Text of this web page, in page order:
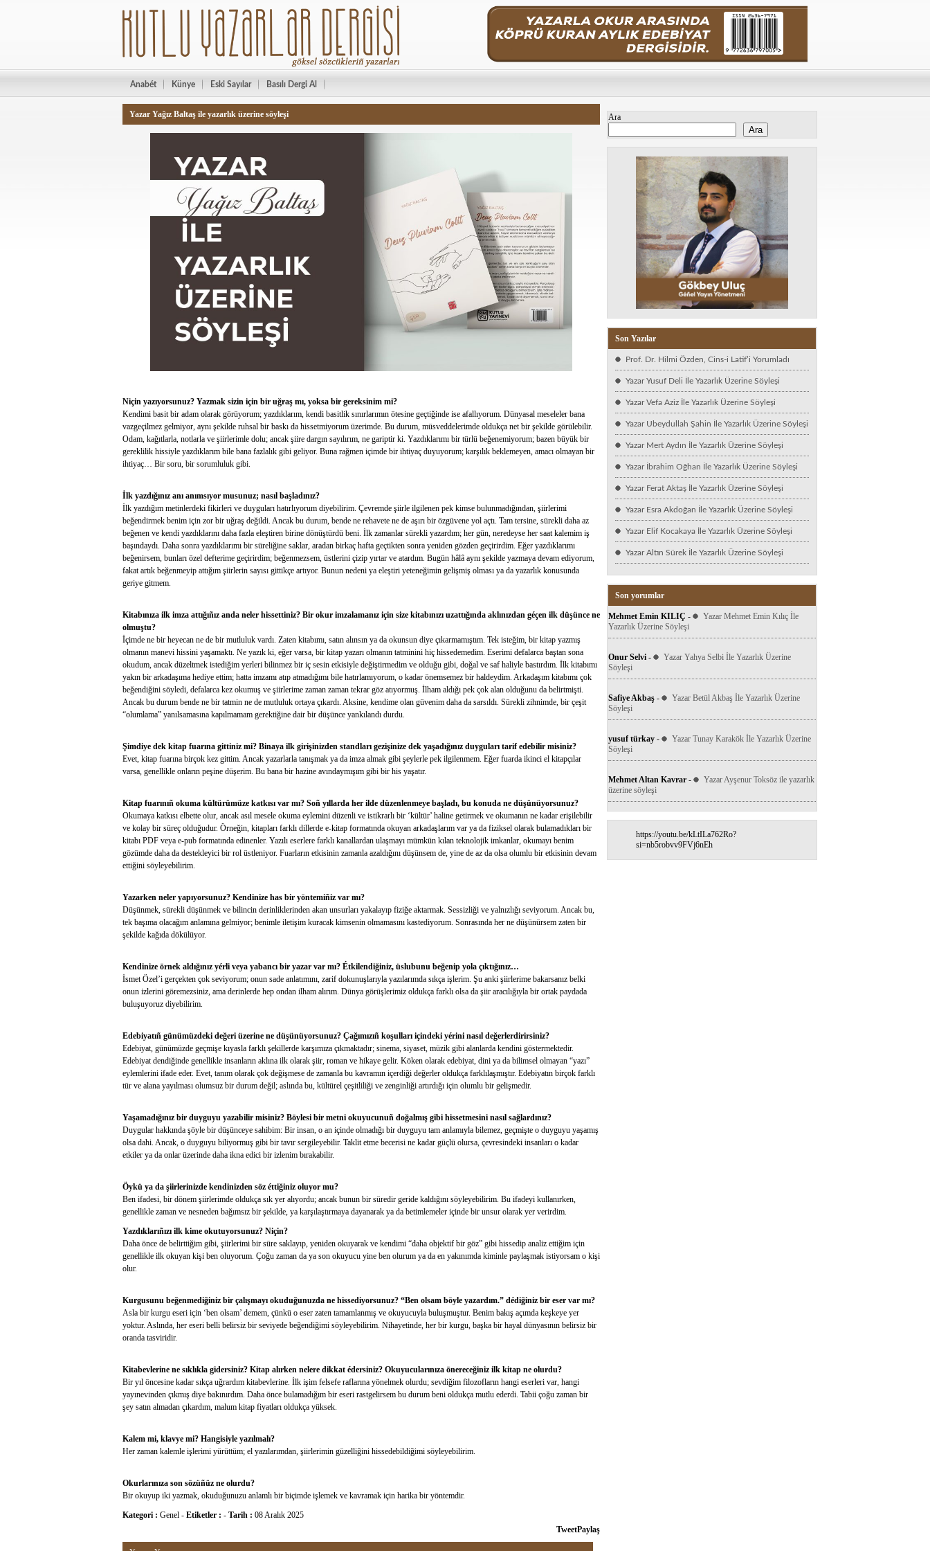
Anabét Künye Eski Sayılar Basılı Dergi Al
Yazar Yağız Baltaş ile yazarlık üzerine söyleşi
Niçin yazıyorsunuz? Yazmak sizin için bir uğraş mı, yoksa bir gereksinim mi?
Kendimi basit bir adam olarak görüyorum; yazdıklarım, kendi basitlik sınırlarımın ötesine geçtiğinde ise afallıyorum. Dünyasal meseleler bana
vazgeçilmez gelmiyor, aynı şekilde ruhsal bir baskı da hissetmiyorum üzerimde. Bu durum, müsveddelerimde oldukça net bir şekilde görülebilir.
Odam, kağıtlarla, notlarla ve şiirlerimle dolu; ancak şiire dargın sayılırım, ne gariptir ki. Yazdıklarımı bir türlü beğenemiyorum; bazen büyük bir
gereklilik hissiyle yazdıklarım bile bana fazlalık gibi geliyor. Buna rağmen içimde bir ihtiyaç duyuyorum; karşılık beklemeyen, amacı olmayan bir
ihtiyaç… Bir soru, bir sorumluluk gibi.
İlk yazdığınız anı anımsıyor musunuz; nasıl başladınız?
İlk yazdığım metinlerdeki fikirleri ve duyguları hatırlıyorum diyebilirim. Çevremde şiirle ilgilenen pek kimse bulunmadığından, şiirlerimi
beğendirmek benim için zor bir uğraş değildi. Ancak bu durum, bende ne rehavete ne de aşırı bir özgüvene yol açtı. Tam tersine, sürekli daha az
beğenen ve kendi yazdıklarını daha fazla eleştiren birine dönüştürdü beni. İlk zamanlar sürekli yazardım; her gün, neredeyse her saat kalemim iş
başındaydı. Daha sonra yazdıklarımı bir süreliğine saklar, aradan birkaç hafta geçtikten sonra yeniden gözden geçirirdim. Eğer yazdıklarımı
beğenirsem, bunları özel defterime geçirirdim; beğenmezsem, üstlerini çizip yırtar ve atardım. Bugün hâlâ aynı şekilde yazmaya devam ediyorum,
fakat artık beğenmeyip attığım şiirlerin sayısı gittikçe artıyor. Bunun nedeni ya eleştiri yeteneğimin gelişmiş olması ya da yazarlık konusunda
geriye gitmem.
Kitabınıza ilk imza attığıñız anda neler hissettiniz? Bir okur imzalamanız için size kitabınızı uzattığında aklınızdan géçen ilk düşünce ne
olmuştu?
İçimde ne bir heyecan ne de bir mutluluk vardı. Zaten kitabımı, satın alınsın ya da okunsun diye çıkarmamıştım. Tek isteğim, bir kitap yazmış
olmanın manevi hissini yaşamaktı. Ne yazık ki, eğer varsa, bir kitap yazarı olmanın tatminini hiç hissedemedim. Eserimi defalarca baştan sona
okudum, ancak düzeltmek istediğim yerleri bilinmez bir iç sesin etkisiyle değiştirmedim ve olduğu gibi, doğal ve saf haliyle bastırdım. İlk kitabımı
yakın bir arkadaşıma hediye ettim; hatta imzamı atıp atmadığımı bile hatırlamıyorum, o kadar önemsemez bir haldeydim. Arkadaşım kitabımı çok
beğendiğini söyledi, defalarca kez okumuş ve şiirlerime zaman zaman tekrar göz atıyormuş. İlham aldığı pek çok alan olduğunu da belirtmişti.
Ancak bu durum bende ne bir tatmin ne de mutluluk ortaya çıkardı. Aksine, kendime olan güvenim daha da sarsıldı. Sürekli zihnimde, bir çeşit
“olumlama” yanılsamasına kapılmamam gerektiğine dair bir düşünce yankılandı durdu.
Şimdiye dek kitap fuarına gittiniz mi? Binaya ilk girişinizden standları gezişinize dek yaşadığınız duyguları tarif edebilir misiniz?
Evet, kitap fuarına birçok kez gittim. Ancak yazarlarla tanışmak ya da imza almak gibi şeylerle pek ilgilenmem. Eğer fuarda ikinci el kitapçılar
varsa, genellikle onların peşine düşerim. Bu bana bir hazine avındaymışım gibi bir his yaşatır.
Kitap fuarınıñ okuma kültürümüze katkısı var mı? Soñ yıllarda her ilde düzenlenmeye başladı, bu konuda ne düşünüyorsunuz?
Okumaya katkısı elbette olur, ancak asıl mesele okuma eylemini düzenli ve istikrarlı bir ‘kültür’ haline getirmek ve okumanın ne kadar erişilebilir
ve kolay bir süreç olduğudur. Örneğin, kitapları farklı dillerde e-kitap formatında okuyan arkadaşlarım var ya da fiziksel olarak bulamadıkları bir
kitabı PDF veya e-pub formatında edinenler. Yazılı eserlere farklı kanallardan ulaşmayı mümkün kılan teknolojik imkanlar, okumayı benim
gözümde daha da destekleyici bir rol üstleniyor. Fuarların etkisinin zamanla azaldığını düşünsem de, yine de az da olsa olumlu bir etkisinin devam
ettiğini söyleyebilirim.
Yazarken neler yapıyorsunuz? Kendinize has bir yöntemiñiz var mı?
Düşünmek, sürekli düşünmek ve bilincin derinliklerinden akan unsurları yakalayıp fiziğe aktarmak. Sessizliği ve yalnızlığı seviyorum. Ancak bu,
tek başıma olacağım anlamına gelmiyor; benimle iletişim kuracak kimsenin olmamasını kastediyorum. Sonrasında her ne düşünürsem zaten bir
şekilde kağıda dökülüyor.
Kendinize örnek aldığınız yérli veya yabancı bir yazar var mı? Étkilendiğiniz, üslubunu beğenip yola çıktığınız…
İsmet Özel’i gerçekten çok seviyorum; onun sade anlatımını, zarif dokunuşlarıyla yazılarımda sıkça işlerim. Şu anki şiirlerime bakarsanız belki
onun izlerini göremezsiniz, ama derinlerde hep ondan ilham alırım. Dünya görüşlerimiz oldukça farklı olsa da şiir aracılığıyla bir ortak paydada
buluşuyoruz diyebilirim.
Edebiyatıñ günümüzdeki değeri üzerine ne düşünüyorsunuz? Çağımızıñ koşulları içindeki yérini nasıl değerlerdirirsiniz?
Edebiyat, günümüzde geçmişe kıyasla farklı şekillerde karşımıza çıkmaktadır; sinema, siyaset, müzik gibi alanlarda kendini göstermektedir.
Edebiyat dendiğinde genellikle insanların aklına ilk olarak şiir, roman ve hikaye gelir. Köken olarak edebiyat, dini ya da bilimsel olmayan “yazı”
eylemlerini ifade eder. Evet, tanım olarak çok değişmese de zamanla bu kavramın içerdiği değerler oldukça farklılaşmıştır. Edebiyatın birçok farklı
tür ve alana yayılması olumsuz bir durum değil; aslında bu, kültürel çeşitliliği ve zenginliği artırdığı için olumlu bir gelişmedir.
Yaşamadığınız bir duyguyu yazabilir misiniz? Böylesi bir metni okuyucunuñ doğalmış gibi hissetmesini nasıl sağlardınız?
Duygular hakkında şöyle bir düşünceye sahibim: Bir insan, o an içinde olmadığı bir duyguyu tam anlamıyla bilemez, geçmişte o duyguyu yaşamış
olsa dahi. Ancak, o duyguyu biliyormuş gibi bir tavır sergileyebilir. Taklit etme becerisi ne kadar güçlü olursa, çevresindeki insanları o kadar
etkiler ya da onlar üzerinde daha ikna edici bir izlenim bırakabilir.
Öykü ya da şiirlerinizde kendinizden söz éttiğiniz oluyor mu?
Ben ifadesi, bir dönem şiirlerimde oldukça sık yer alıyordu; ancak bunun bir süredir geride kaldığını söyleyebilirim. Bu ifadeyi kullanırken,
genellikle zaman ve nesneden bağımsız bir şekilde, ya karşılaştırmaya dayanarak ya da betimlemeler içinde bir unsur olarak yer verirdim.
Yazdıklarıñızı ilk kime okutuyorsunuz? Niçin?
Daha önce de belirttiğim gibi, şiirlerimi bir süre saklayıp, yeniden okuyarak ve kendimi “daha objektif bir göz” gibi hissedip analiz ettiğim için
genellikle ilk okuyan kişi ben oluyorum. Çoğu zaman da ya son okuyucu yine ben olurum ya da en yakınımda kiminle paylaşmak istiyorsam o kişi
olur.
Kurgusunu beğenmediğiniz bir çalışmayı okuduğunuzda ne hissediyorsunuz? “Ben olsam böyle yazardım.” dédiğiniz bir eser var mı?
Asla bir kurgu eseri için ‘ben olsam’ demem, çünkü o eser zaten tamamlanmış ve okuyucuyla buluşmuştur. Benim bakış açımda keşkeye yer
yoktur. Aslında, her eseri belli belirsiz bir seviyede beğendiğimi söyleyebilirim. Nihayetinde, her bir kurgu, başka bir hayal dünyasının belirsiz bir
oranda tasviridir.
Kitabevlerine ne sıklıkla gidersiniz? Kitap alırken nelere dikkat édersiniz? Okuyucularınıza önereceğiniz ilk kitap ne olurdu?
Bir yıl öncesine kadar sıkça uğrardım kitabevlerine. İlk işim felsefe raflarına yönelmek olurdu; sevdiğim filozofların hangi eserleri var, hangi
yayınevinden çıkmış diye bakınırdım. Daha önce bulamadığım bir eseri rastgelirsem bu durum beni oldukça mutlu ederdi. Tabii çoğu zaman bir
şey satın almadan çıkardım, malum kitap fiyatları oldukça yüksek.
Kalem mi, klavye mi? Hangisiyle yazılmalı?
Her zaman kalemle işlerimi yürüttüm; el yazılarımdan, şiirlerimin güzelliğini hissedebildiğimi söyleyebilirim.
Okurlarınıza son sözüñüz ne olurdu?
Bir okuyup iki yazmak, okuduğunuzu anlamlı bir biçimde işlemek ve kavramak için harika bir yöntemdir.
Kategori : Genel - Etiketler : - Tarih : 08 Aralık 2025
Paylaş
Tweet
Ara
Ara
Son Yazılar
Prof. Dr. Hilmi Özden, Cins-i Latif’i Yorumladı
Yazar Yusuf Deli İle Yazarlık Üzerine Söyleşi
Yazar Vefa Aziz İle Yazarlık Üzerine Söyleşi
Yazar Ubeydullah Şahin İle Yazarlık Üzerine Söyleşi
Yazar Mert Aydın İle Yazarlık Üzerine Söyleşi
Yazar İbrahim Oğhan İle Yazarlık Üzerine Söyleşi
Yazar Ferat Aktaş İle Yazarlık Üzerine Söyleşi
Yazar Esra Akdoğan İle Yazarlık Üzerine Söyleşi
Yazar Elif Kocakaya İle Yazarlık Üzerine Söyleşi
Yazar Altın Sürek İle Yazarlık Üzerine Söyleşi
Son yorumlar
Mehmet Emin KILIÇ -
Yazar Mehmet Emin Kılıç İle
Yazarlık Üzerine Söyleşi
Onur Selvi -
Yazar Yahya Selbi İle Yazarlık Üzerine
Söyleşi
Safiye Akbaş -
Yazar Betül Akbaş İle Yazarlık Üzerine
Söyleşi
yusuf türkay -
Yazar Tunay Karakök İle Yazarlık Üzerine
Söyleşi
Mehmet Altan Kavrar -
Yazar Ayşenur Toksöz ile yazarlık
üzerine söyleşi
https://youtu.be/kLtILa762Ro?
si=nb5robvv9FVj6nEh